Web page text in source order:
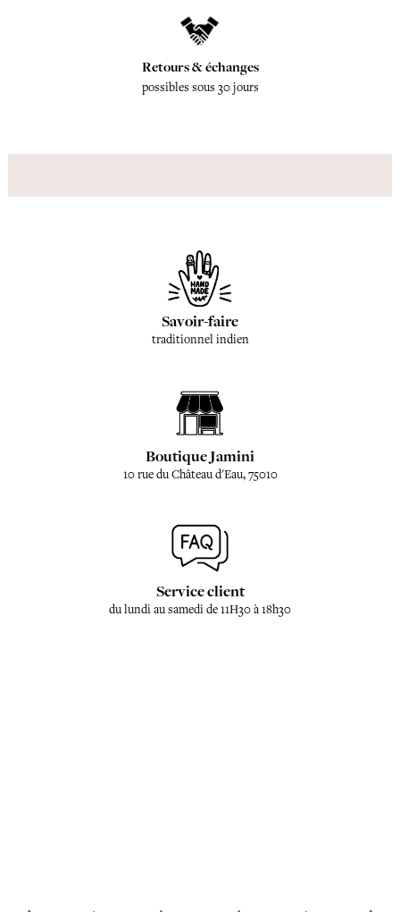
Retours & échanges
possibles sous 30 jours
Savoir-faire
traditionnel indien
Boutique Jamini
10 rue du Château d'Eau, 75010
Service client
du lundi au samedi de 11H30 à 18h30